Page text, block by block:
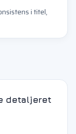
i titel,
detaljeret